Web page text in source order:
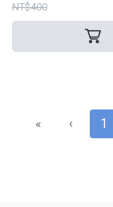
NT$400
« ‹ 1